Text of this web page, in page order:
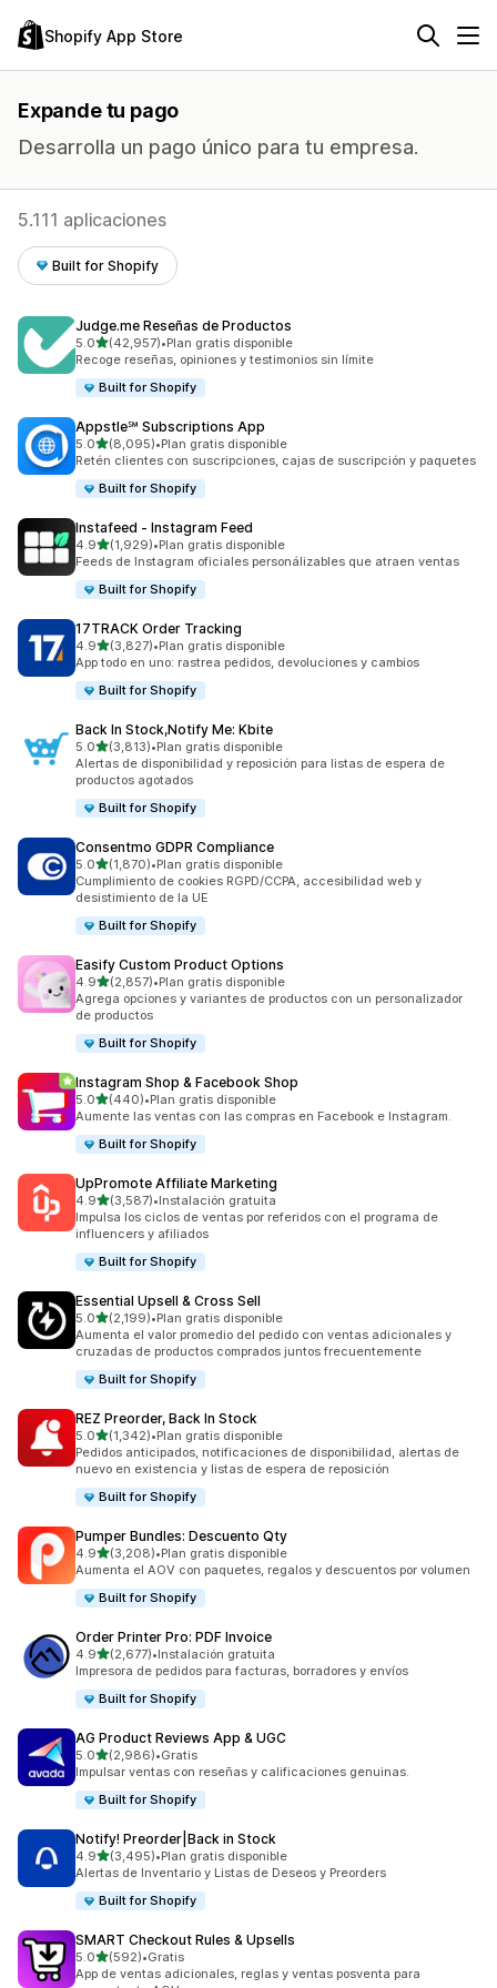
Shopify App Store
Expande tu pago
Desarrolla un pago único para tu empresa.
5.111 aplicaciones
Built for Shopify
Judge.me Reseñas de Productos
5.0de 5 estrellas
(42,957)
42957 reseñas en total
•Plan gratis disponible
Recoge reseñas, opiniones y testimonios sin límite
Built for Shopify
Appstle℠ Subscriptions App
5.0de 5 estrellas
(8,095)
8095 reseñas en total
•Plan gratis disponible
Retén clientes con suscripciones, cajas de suscripción y paquetes
Built for Shopify
Instafeed ‑ Instagram Feed
4.9de 5 estrellas
(1,929)
1929 reseñas en total
•Plan gratis disponible
Feeds de Instagram oficiales personálizables que atraen ventas
Built for Shopify
17TRACK Order Tracking
4.9de 5 estrellas
(3,827)
3827 reseñas en total
•Plan gratis disponible
App todo en uno: rastrea pedidos, devoluciones y cambios
Built for Shopify
Back In Stock,Notify Me: Kbite
5.0de 5 estrellas
(3,813)
3813 reseñas en total
•Plan gratis disponible
Alertas de disponibilidad y reposición para listas de espera de
productos agotados
Built for Shopify
Consentmo GDPR Compliance
5.0de 5 estrellas
(1,870)
1870 reseñas en total
•Plan gratis disponible
Cumplimiento de cookies RGPD/CCPA, accesibilidad web y
desistimiento de la UE
Built for Shopify
Easify Custom Product Options
4.9de 5 estrellas
(2,857)
2857 reseñas en total
•Plan gratis disponible
Agrega opciones y variantes de productos con un personalizador
de productos
Built for Shopify
Instagram Shop & Facebook Shop
5.0de 5 estrellas
(440)
440 reseñas en total
•Plan gratis disponible
Aumente las ventas con las compras en Facebook e Instagram.
Built for Shopify
UpPromote Affiliate Marketing
4.9de 5 estrellas
(3,587)
3587 reseñas en total
•Instalación gratuita
Impulsa los ciclos de ventas por referidos con el programa de
influencers y afiliados
Built for Shopify
Essential Upsell & Cross Sell
5.0de 5 estrellas
(2,199)
2199 reseñas en total
•Plan gratis disponible
Aumenta el valor promedio del pedido con ventas adicionales y
cruzadas de productos comprados juntos frecuentemente
Built for Shopify
REZ Preorder, Back In Stock
5.0de 5 estrellas
(1,342)
1342 reseñas en total
•Plan gratis disponible
Pedidos anticipados, notificaciones de disponibilidad, alertas de
nuevo en existencia y listas de espera de reposición
Built for Shopify
Pumper Bundles: Descuento Qty
4.9de 5 estrellas
(3,208)
3208 reseñas en total
•Plan gratis disponible
Aumenta el AOV con paquetes, regalos y descuentos por volumen
Built for Shopify
Order Printer Pro: PDF Invoice
4.9de 5 estrellas
(2,677)
2677 reseñas en total
•Instalación gratuita
Impresora de pedidos para facturas, borradores y envíos
Built for Shopify
AG Product Reviews App & UGC
5.0de 5 estrellas
(2,986)
2986 reseñas en total
•Gratis
Impulsar ventas con reseñas y calificaciones genuinas.
Built for Shopify
Notify! Preorder|Back in Stock
4.9de 5 estrellas
(3,495)
3495 reseñas en total
•Plan gratis disponible
Alertas de Inventario y Listas de Deseos y Preorders
Built for Shopify
SMART Checkout Rules & Upsells
5.0de 5 estrellas
(592)
592 reseñas en total
•Gratis
App de ventas adicionales, reglas y ventas posventa para